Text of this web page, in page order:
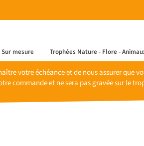
mesure Trophées Nature - Flore -
votre échéance et de nous assurer que
commande et ne sera pas gravée sur le